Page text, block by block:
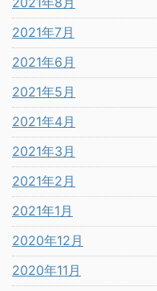
2021年7月
2021年6月
2021年5月
2021年4月
2021年3月
2021年2月
2021年1月
2020年12月
2020年11月